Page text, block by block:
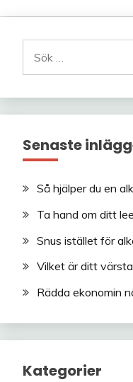
efter:
Senaste
Så hjälper du en
Ta hand om ditt
Snus istället för
Vilket är ditt
Rädda ekonomin
Kategorier